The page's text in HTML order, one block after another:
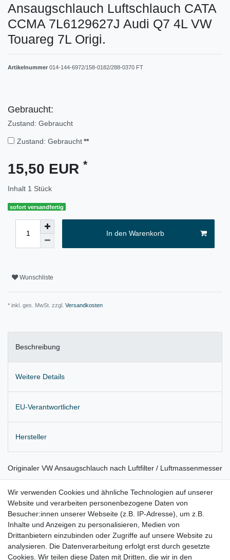
Ansaugschlauch Luftschlauch CATA
CCMA 7L6129627J Audi Q7 4L VW
Touareg 7L Origi.
Artikelnummer 014-144-6972/158-0182/288-0370 FT
Gebraucht:
Zustand: Gebraucht
Zustand: Gebraucht **
15,50 EUR *
Inhalt 1 Stück
sofort versandfertig
In den Warenkorb
Wunschliste
* inkl. ges. MwSt. zzgl. Versandkosten
Beschreibung
Weitere Details
EU-Verantwortlicher
Hersteller
Originaler VW Ansaugschlauch nach Luftfilter / Luftmassenmesser
Lieferung wie abgebildet
für:
Audi Q7 Bj. 11.2008 - 05.2010 ( nur Motoren CATA, CCMA )
VW Touareg 7L Bj. 11.2008 - 05.2009 ( nur Motor CATA )
Wir verwenden Cookies und ähnliche Technologien auf unserer
Website und verarbeiten personenbezogene Daten von
Besucher:innen unserer Webseite (z.B. IP-Adresse), um z.B.
Inhalte und Anzeigen zu personalisieren, Medien von
Drittanbietern einzubinden oder Zugriffe auf unsere Website zu
analysieren. Die Datenverarbeitung erfolgt erst durch gesetzte
Cookies. Wir teilen diese Daten mit Dritten, die wir in den